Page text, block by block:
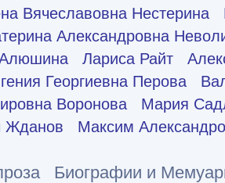
Вячеславовна Нестерина
Александровна
Лариса Райт
Георгиевна Перова
Воронова
Мария
Жданов
Максим
Биографии и